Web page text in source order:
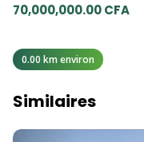
70,000,000.00 CFA
0.00 km environ
Similaires